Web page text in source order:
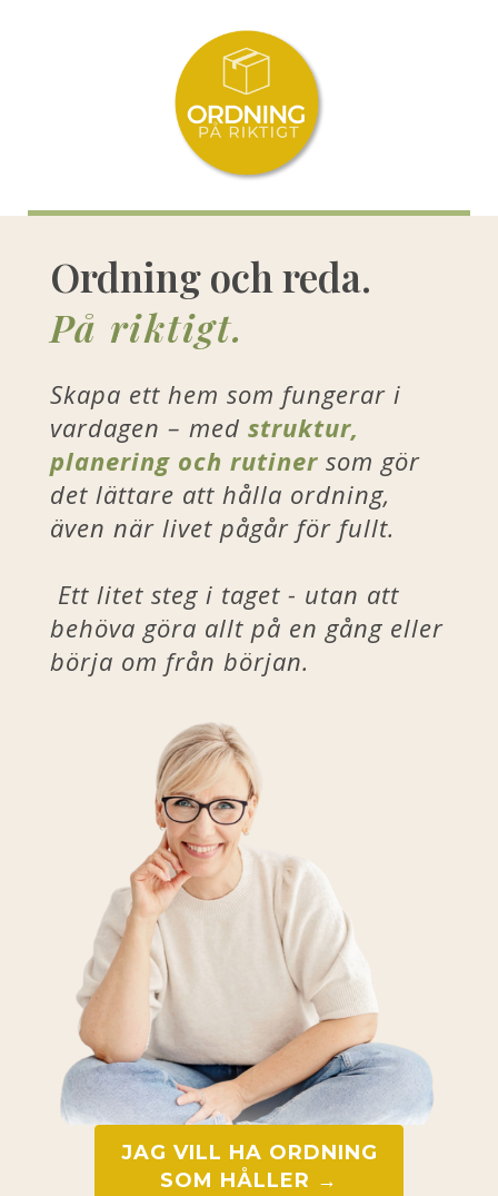
Ordning och reda.
På riktigt.
Skapa ett hem som fungerar i
vardagen – med struktur,
planering och rutiner som gör
det lättare att hålla ordning,
även när livet pågår för fullt.
Ett litet steg i taget - utan att
behöva göra allt på en gång eller
börja om från början.
JAG VILL HA ORDNING
SOM HÅLLER →